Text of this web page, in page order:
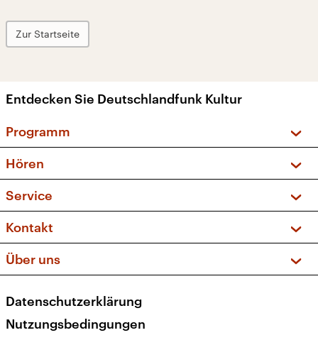
Zur Startseite
Entdecken Sie Deutschlandfunk Kultur
Programm
Sendungen und Podcasts
Musikliste
Kakadu – Das Kinderprogramm
Hören
Frequenzen (UKW + DAB+)
Service
FAQ
Apps
Newsletter
Kontakt
Social Media
Über uns
Presse
Karriere
Datenschutzerklärung
Nutzungsbedingungen